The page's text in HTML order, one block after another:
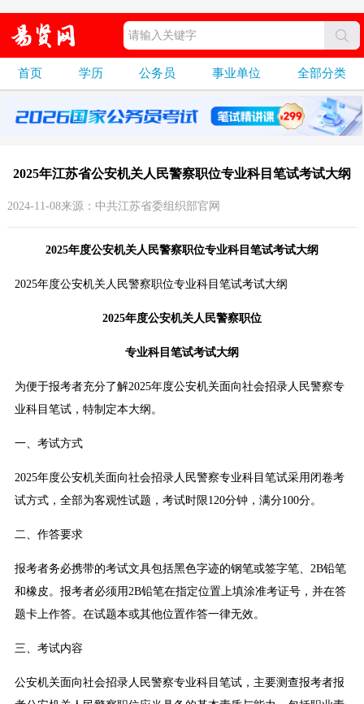
首页 学历 公务员 事业单位 全部分类
2025年江苏省公安机关人民警察职位专业科目笔试考试大纲
2024-11-08来源：中共江苏省委组织部官网
2025年度公安机关人民警察职位专业科目笔试考试大纲
2025年度公安机关人民警察职位专业科目笔试考试大纲
2025年度公安机关人民警察职位
专业科目笔试考试大纲
为便于报考者充分了解2025年度公安机关面向社会招录人民警察专
业科目笔试，特制定本大纲。
一、考试方式
2025年度公安机关面向社会招录人民警察专业科目笔试采用闭卷考
试方式，全部为客观性试题，考试时限120分钟，满分100分。
二、作答要求
报考者务必携带的考试文具包括黑色字迹的钢笔或签字笔、2B铅笔
和橡皮。报考者必须用2B铅笔在指定位置上填涂准考证号，并在答
题卡上作答。在试题本或其他位置作答一律无效。
三、考试内容
公安机关面向社会招录人民警察专业科目笔试，主要测查报考者报